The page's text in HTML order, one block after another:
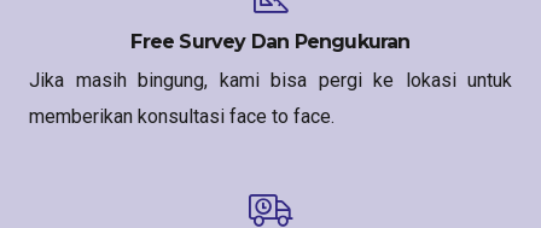
Free Survey Dan Pengukuran
Jika masih bingung, kami bisa pergi ke lokasi untuk
memberikan konsultasi face to face.